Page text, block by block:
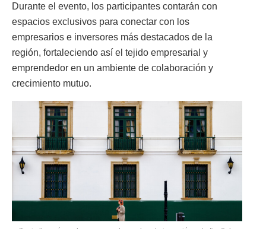
Durante el evento, los participantes contarán con
espacios exclusivos para conectar con los
empresarios e inversores más destacados de la
región, fortaleciendo así el tejido empresarial y
emprendedor en un ambiente de colaboración y
crecimiento mutuo.